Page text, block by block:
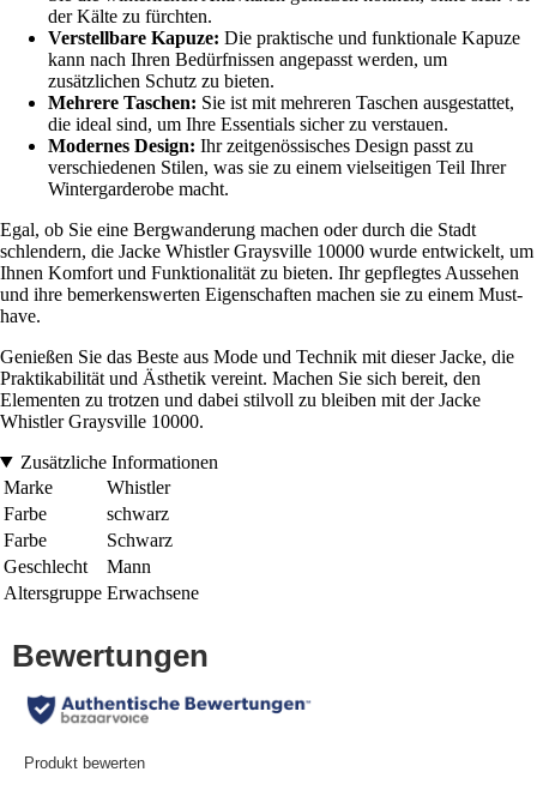
der Kälte zu fürchten.
Verstellbare Kapuze: Die praktische und funktionale Kapuze
kann nach Ihren Bedürfnissen angepasst werden, um
zusätzlichen Schutz zu bieten.
Mehrere Taschen: Sie ist mit mehreren Taschen ausgestattet,
die ideal sind, um Ihre Essentials sicher zu verstauen.
Modernes Design: Ihr zeitgenössisches Design passt zu
verschiedenen Stilen, was sie zu einem vielseitigen Teil Ihrer
Wintergarderobe macht.
Egal, ob Sie eine Bergwanderung machen oder durch die Stadt
schlendern, die Jacke Whistler Graysville 10000 wurde entwickelt, um
Ihnen Komfort und Funktionalität zu bieten. Ihr gepflegtes Aussehen
und ihre bemerkenswerten Eigenschaften machen sie zu einem Must-
have.
Genießen Sie das Beste aus Mode und Technik mit dieser Jacke, die
Praktikabilität und Ästhetik vereint. Machen Sie sich bereit, den
Elementen zu trotzen und dabei stilvoll zu bleiben mit der Jacke
Whistler Graysville 10000.
Zusätzliche Informationen
Marke
Whistler
Farbe
schwarz
Farbe
Schwarz
Geschlecht
Mann
Altersgruppe Erwachsene